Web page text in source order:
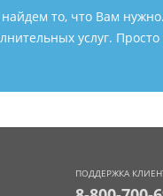
найдем то, что Вам
услуг.
ПОДДЕРЖКА